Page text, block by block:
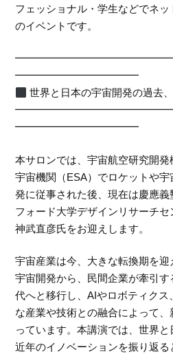
フェッショナル・学生などでネ
のイベントです。
━━━━━━━━━━━━
世界と日本の宇宙開発の過去
━━━━━━━━━━━━
本サロンでは、宇宙航空研究開
宇宙機関（ESA）でロケットや
発に従事された後、現在は慶應
フォード大学デザインリサーチ
神武直彦氏をお迎えします。
宇宙産業は今、大きな転換期を
宇宙開発から、民間企業が牽引
代へと移行し、AIやロボティクス
な産業や技術との融合によって
っています。本講演では、世界
近年のイノベーションを振り返